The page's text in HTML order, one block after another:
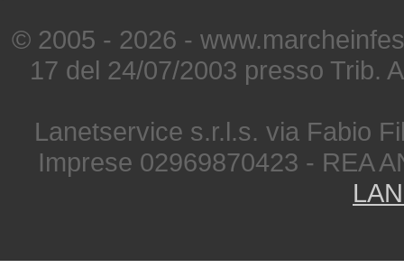
© 2005 - 2026 -
17 del 24/07/2003 presso Trib.
Lanetservice s.r.l.s. via Fabio
Imprese 02969870423 - REA